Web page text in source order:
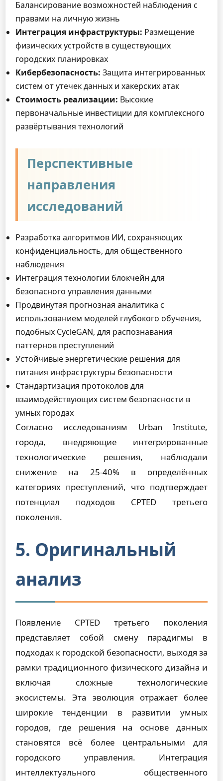
Балансирование возможностей наблюдения с
правами на личную жизнь
Интеграция инфраструктуры: Размещение
физических устройств в существующих
городских планировках
Кибербезопасность: Защита интегрированных
систем от утечек данных и хакерских атак
Стоимость реализации: Высокие
первоначальные инвестиции для комплексного
развёртывания технологий
Перспективные
направления
исследований
Разработка алгоритмов ИИ, сохраняющих
конфиденциальность, для общественного
наблюдения
Интеграция технологии блокчейн для
безопасного управления данными
Продвинутая прогнозная аналитика с
использованием моделей глубокого обучения,
подобных CycleGAN, для распознавания
паттернов преступлений
Устойчивые энергетические решения для
питания инфраструктуры безопасности
Стандартизация протоколов для
взаимодействующих систем безопасности в
умных городах
Согласно исследованиям Urban Institute,
города, внедряющие интегрированные
технологические решения, наблюдали
снижение на 25-40% в определённых
категориях преступлений, что подтверждает
потенциал подходов CPTED третьего
поколения.
5. Оригинальный
анализ
Появление CPTED третьего поколения
представляет собой смену парадигмы в
подходах к городской безопасности, выходя за
рамки традиционного физического дизайна и
включая сложные технологические
экосистемы. Эта эволюция отражает более
широкие тенденции в развитии умных
городов, где решения на основе данных
становятся всё более центральными для
городского управления. Интеграция
интеллектуального общественного